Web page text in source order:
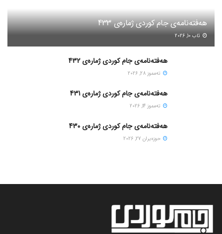
هەفتەنامەی جام کوردی ژمارەی 433
ئاب 10, 2026
هەفتەنامەی جام کوردی ژمارەی 432
ته‌مموز 28, 2026
هەفتەنامەی جام کوردی ژمارەی 431
ته‌مموز 14, 2026
هەفتەنامەی جام کوردی ژمارەی 430
حوزه‌یران 27, 2026